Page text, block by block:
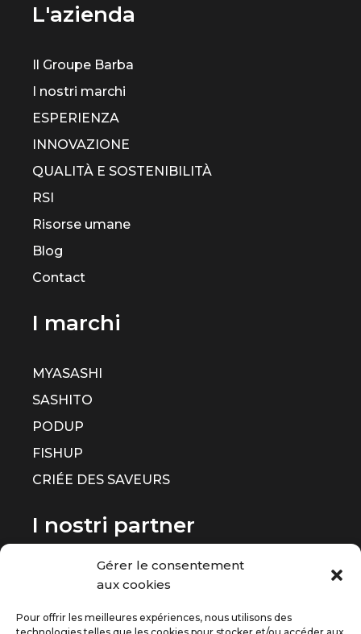
Gérer le consentement
aux cookies
Pour offrir les meilleures expériences, nous utilisons des
L'azienda
Il Groupe Barba
I nostri marchi
ESPERIENZA
INNOVAZIONE
QUALITÀ E SOSTENIBILITÀ
RSI
Risorse umane
Blog
Contact
I marchi
MYASASHI
SASHITO
PODUP
FISHUP
CRIÉE DES SAVEURS
I nostri partner